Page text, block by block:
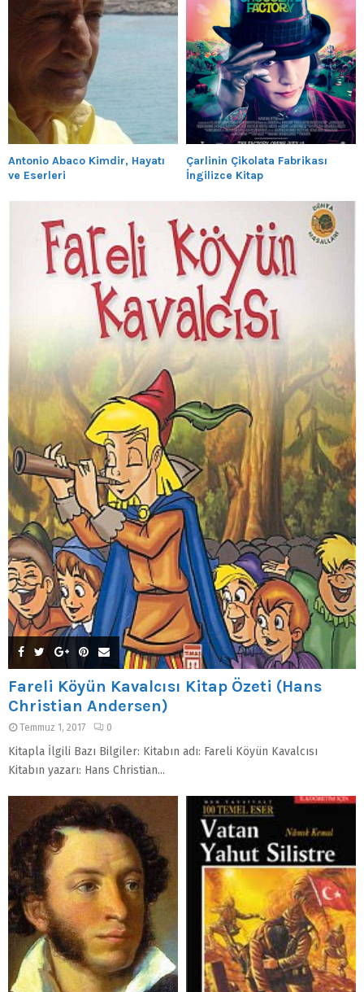
Antonio Abaco Kimdir, Hayatı
ve Eserleri
Çarlinin Çikolata Fabrikası
İngilizce Kitap
Fareli Köyün Kavalcısı Kitap Özeti (Hans
Christian Andersen)
Temmuz 1, 2017 0
Kitapla İlgili Bazı Bilgiler: Kitabın adı: Fareli Köyün Kavalcısı
Kitabın yazarı: Hans Christian...